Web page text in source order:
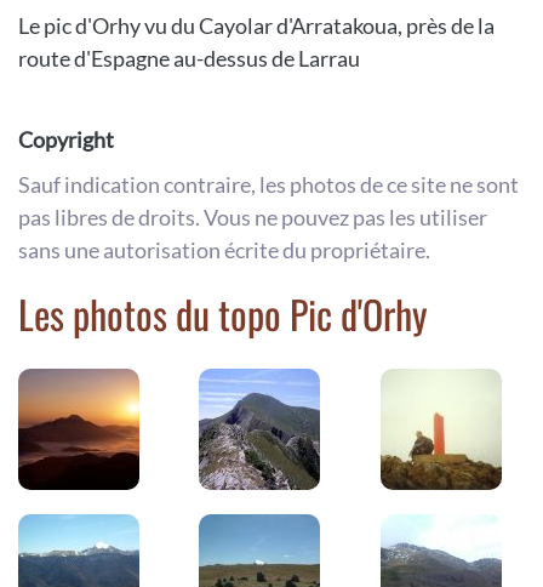
Le pic d'Orhy vu du Cayolar d'Arratakoua, près de la
route d'Espagne au-dessus de Larrau
Copyright
Sauf indication contraire, les photos de ce site ne sont
pas libres de droits. Vous ne pouvez pas les utiliser
sans une autorisation écrite du propriétaire.
Les photos du topo Pic d'Orhy